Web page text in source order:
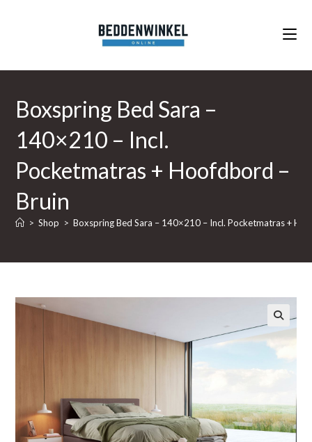
Boxspring Bed Sara –
140×210 – Incl.
Pocketmatras + Hoofdbord –
Bruin
> Shop > Boxspring Bed Sara – 140×210 – Incl. Pocketmatras +
🔍